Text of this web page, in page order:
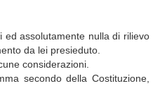
ed assolutamente nulla di rilievo
da lei presieduto.
considerazioni.
secondo della Costituzione,